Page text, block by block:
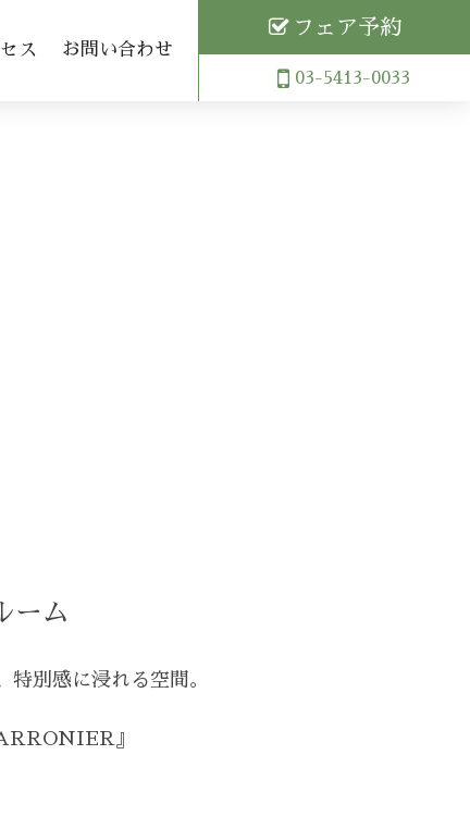
フェア予約
03-5413-0033
ス お問い合わせ
ーム
別感に浸れる空間。
』